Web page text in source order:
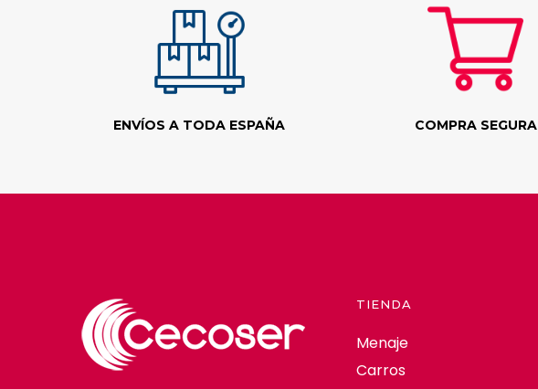
ENVÍOS A TODA ESPAÑA COMPRA SEGURA
TIENDA
Menaje
Carros